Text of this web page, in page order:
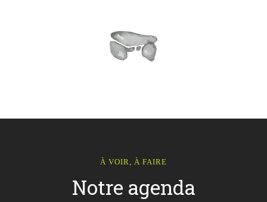
À VOIR, À FAIRE
Notre agenda